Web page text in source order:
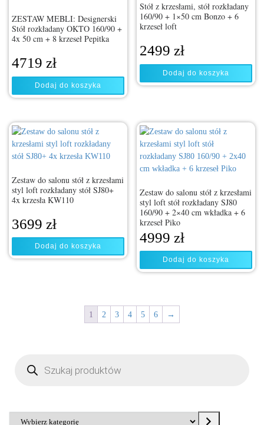
ZESTAW MEBLI: Designerski
Stół rozkładany OKTO 160/90 +
4x 50 cm + 8 krzeseł Pepitka
4719 zł
Dodaj do koszyka
Stół z krzesłami, stół rozkładany
160/90 + 1×50 cm Bonzo + 6
krzeseł loft
2499 zł
Dodaj do koszyka
Zestaw do salonu stół z krzesłami
styl loft rozkładany stół SJ80+
4x krzesła KW110
3699 zł
Dodaj do koszyka
Zestaw do salonu stół z krzesłami
styl loft stół rozkładany SJ80
160/90 + 2×40 cm wkładka + 6
krzeseł Piko
4999 zł
Dodaj do koszyka
1 2 3 4 5 6 →